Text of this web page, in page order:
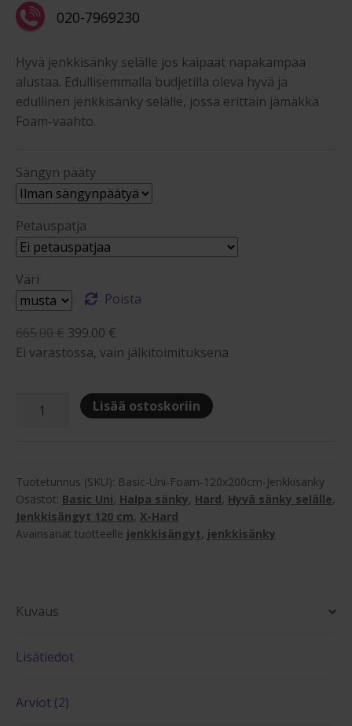
020-7969230
Hyvä jenkkisänky selälle jos kaipaat napakampaa
alustaa. Edullisemmalla budjetilla oleva hyvä ja
edullinen jenkkisänky selälle, jossa erittäin jämäkkä
Foam-vaahto.
Sängyn pääty
Petauspatja
Väri
Poista
665.00€ Alkuperäinen
hinta
665.00 €.
399.00 €
hinta
399.00 €.
Ei varastossa, vain jälkitoimituksena
Basic
Jenkkisänky
määrä
Lisää ostoskoriin
Tuotetunnus (SKU): Basic-Uni-Foam-120x200cm-Jenkkisänky
Osastot: Basic Uni, Halpa sänky, Hard, Hyvä sänky selälle,
Jenkkisängyt 120 cm, X-Hard
Avainsanat tuotteelle jenkkisängyt, jenkkisänky
Kuvaus
Lisätiedot
Arviot (2)